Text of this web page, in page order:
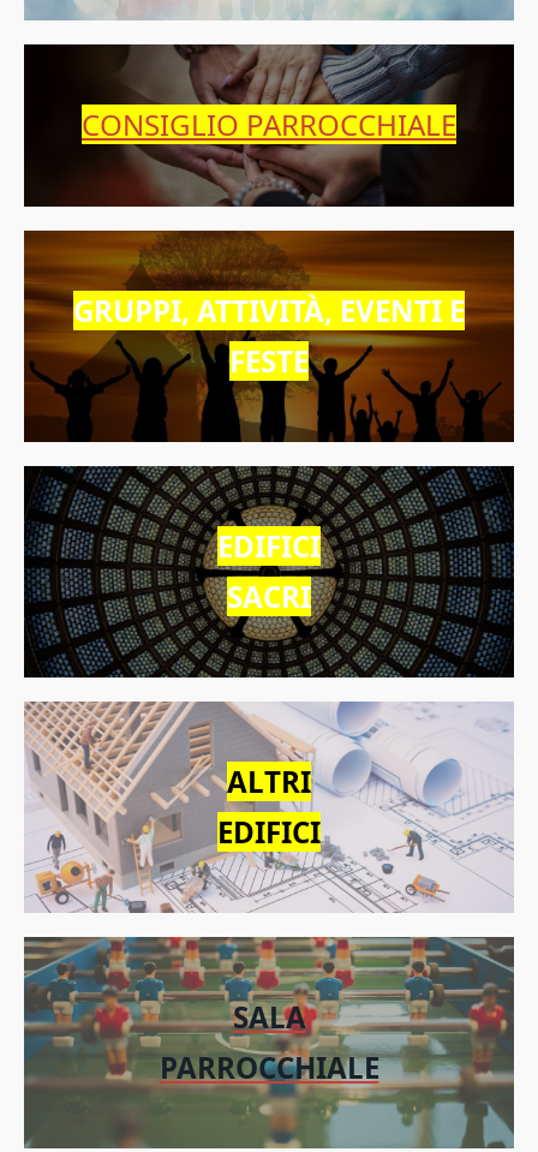
CONSIGLIO PARROCCHIALE
GRUPPI, ATTIVITÀ, EVENTI E
FESTE
EDIFICI
SACRI
ALTRI
EDIFICI
SALA
PARROCCHIALE